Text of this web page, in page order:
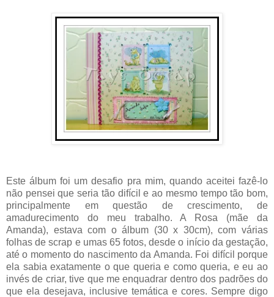
Este álbum foi um desafio pra mim, quando aceitei fazê-lo
não pensei que seria tão difícil e ao mesmo tempo tão bom,
principalmente em questão de crescimento, de
amadurecimento do meu trabalho. A Rosa (mãe da
Amanda), estava com o álbum (30 x 30cm), com várias
folhas de scrap e umas 65 fotos, desde o início da gestação,
até o momento do nascimento da Amanda. Foi difícil porque
ela sabia exatamente o que queria e como queria, e eu ao
invés de criar, tive que me enquadrar dentro dos padrões do
que ela desejava, inclusive temática e cores. Sempre digo